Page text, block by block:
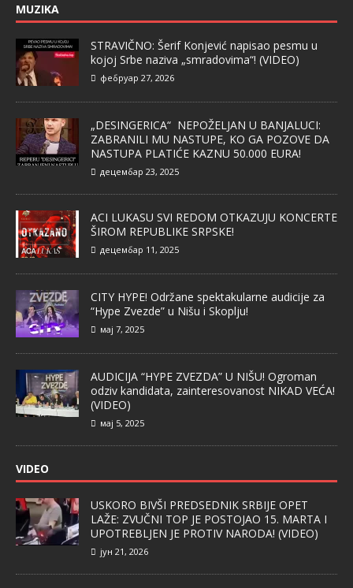
MUZIKA
STRAVIČNO: Šerif Konjević napisao pesmu u
kojoj Srbe naziva „smradovima“! (VIDEO)
фебруар 27, 2026
„DESINGERICA“ NEPOŽELJAN U BANJALUCI:
ZABRANILI MU NASTUPE, KO GA POZOVE DA
NASTUPA PLATIĆE KAZNU 50.000 EURA!
децембар 23, 2025
ACI LUKASU SVI REDOM OTKAZUJU KONCERTE
ŠIROM REPUBLIKE SRPSKE!
децембар 11, 2025
CITY HYPE! Održane spektakularne audicije za
“Hype Zvezde” u Nišu i Skoplju!
мај 7, 2025
AUDICIJA “HYPE ZVEZDA” U NIŠU! Ogroman
odziv kandidata, zainteresovanost NIKAD VEĆA!
(VIDEO)
мај 5, 2025
VIDEO
USKORO BIVŠI PREDSEDNIK SRBIJE OPET
LAŽE: ZVUČNI TOP JE POSTOJAO 15. MARTA I
UPOTREBLJEN JE PROTIV NARODA! (VIDEO)
јун 21, 2026